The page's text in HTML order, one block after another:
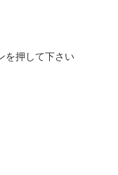
を押して下さい